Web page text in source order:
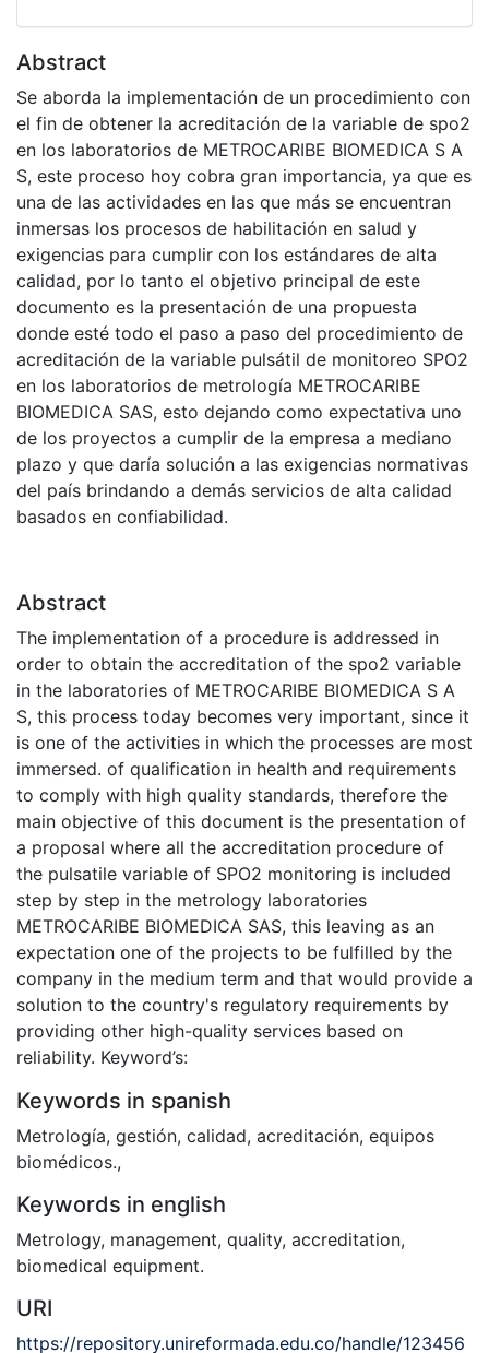
Abstract
Se aborda la implementación de un procedimiento con
el fin de obtener la acreditación de la variable de spo2
en los laboratorios de METROCARIBE BIOMEDICA S A
S, este proceso hoy cobra gran importancia, ya que es
una de las actividades en las que más se encuentran
inmersas los procesos de habilitación en salud y
exigencias para cumplir con los estándares de alta
calidad, por lo tanto el objetivo principal de este
documento es la presentación de una propuesta
donde esté todo el paso a paso del procedimiento de
acreditación de la variable pulsátil de monitoreo SPO2
en los laboratorios de metrología METROCARIBE
BIOMEDICA SAS, esto dejando como expectativa uno
de los proyectos a cumplir de la empresa a mediano
plazo y que daría solución a las exigencias normativas
del país brindando a demás servicios de alta calidad
basados en confiabilidad.
Abstract
The implementation of a procedure is addressed in
order to obtain the accreditation of the spo2 variable
in the laboratories of METROCARIBE BIOMEDICA S A
S, this process today becomes very important, since it
is one of the activities in which the processes are most
immersed. of qualification in health and requirements
to comply with high quality standards, therefore the
main objective of this document is the presentation of
a proposal where all the accreditation procedure of
the pulsatile variable of SPO2 monitoring is included
step by step in the metrology laboratories
METROCARIBE BIOMEDICA SAS, this leaving as an
expectation one of the projects to be fulfilled by the
company in the medium term and that would provide a
solution to the country's regulatory requirements by
providing other high-quality services based on
reliability. Keyword’s:
Keywords in spanish
Metrología, gestión, calidad, acreditación, equipos
biomédicos.,
Keywords in english
Metrology, management, quality, accreditation,
biomedical equipment.
URI
https://repository.unireformada.edu.co/handle/123456